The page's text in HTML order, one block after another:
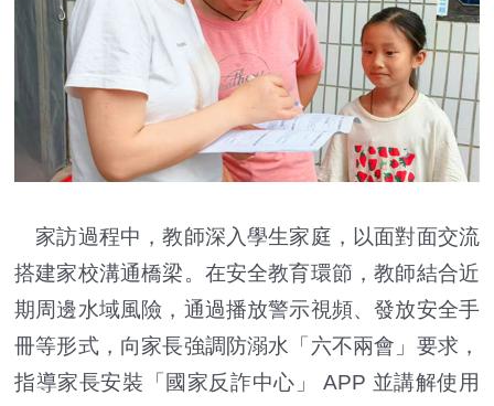
家訪過程中，教師深入學生家庭，以面對面交流
搭建家校溝通橋梁。在安全教育環節，教師結合近
期周邊水域風險，通過播放警示視頻、發放安全手
冊等形式，向家長強調防溺水「六不兩會」要求，
指導家長安裝「國家反詐中心」 APP 並講解使用